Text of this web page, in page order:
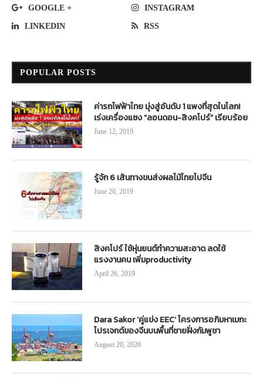
GOOGLE + INSTAGRAM
LINKEDIN RSS
POPULAR POSTS
ค่ารถไฟฟ้าไทย มุ่งสู่อันดับ 1 แพงที่สุดในโลก!
เร่งเครื่องแซง “ลอนดอน-สิงคโปร์” เรียบร้อย
June 12, 2019
รู้จัก 6 เส้นทางขนส่งผลไม้ไทยไปจีน
June 20, 2019
สิงคโปร์ ใช้หุ่นยนต์ทำความสะอาด ลดใช้
แรงงานคน เพิ่มproductivity
April 26, 2019
Dara Sakor ‘คู่แข่ง EEC’ โครงการอภิมหาเมกะ
โปรเจกต์ของจีนบนพื้นที่ชายฝั่งกัมพูชา
August 20, 2020